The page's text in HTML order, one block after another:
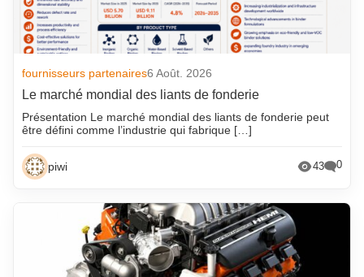
fournisseurs partenaires6 Août. 2026
Le marché mondial des liants de fonderie
Présentation Le marché mondial des liants de fonderie peut
être défini comme l’industrie qui fabrique […]
piwi 43 0